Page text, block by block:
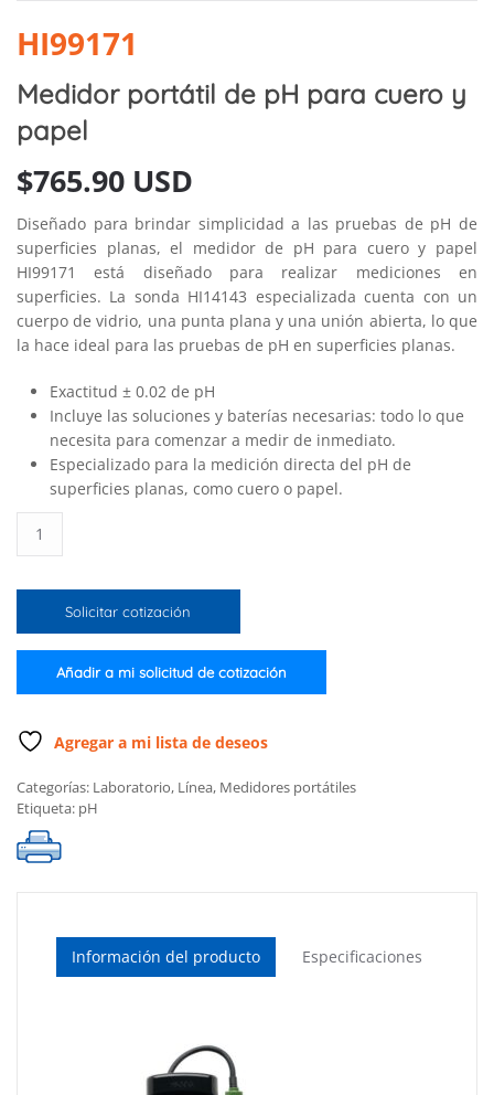
HI99171
Medidor portátil de pH para cuero y
papel
$765.90 USD
Diseñado para brindar simplicidad a las pruebas de pH de
superficies planas, el medidor de pH para cuero y papel
HI99171 está diseñado para realizar mediciones en
superficies. La sonda HI14143 especializada cuenta con un
cuerpo de vidrio, una punta plana y una unión abierta, lo que
la hace ideal para las pruebas de pH en superficies planas.
Exactitud ± 0.02 de pH
Incluye las soluciones y baterías necesarias: todo lo que
necesita para comenzar a medir de inmediato.
Especializado para la medición directa del pH de
superficies planas, como cuero o papel.
portátil
pH
papel
Solicitar cotización
Añadir a mi solicitud de cotización
Agregar a mi lista de deseos
Categorías: Laboratorio, Línea, Medidores portátiles
Etiqueta: pH
Información del producto Especificaciones